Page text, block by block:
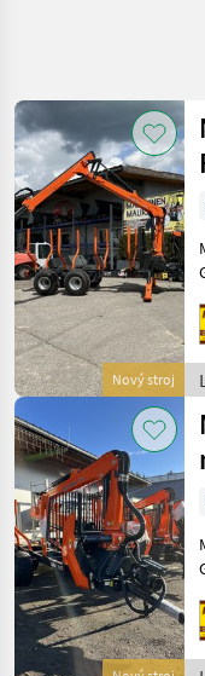
Kategorie 4
AKTUÁLNÍ
CESTA
lesnícka
technika
Lesnicke A
Drevarske
Stroje
Lesnicky
Mtm
Forest
VYBRAT
KATEGORII
MTM Forest
Palms
Obnovit
45
Nový stroj